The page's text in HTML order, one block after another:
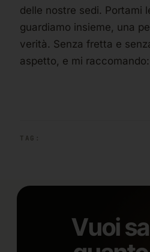
delle nostre sedi. Portami
guardiamo insieme, una
verità. Senza fretta e
aspetto, e mi
TAG:
Vuoi